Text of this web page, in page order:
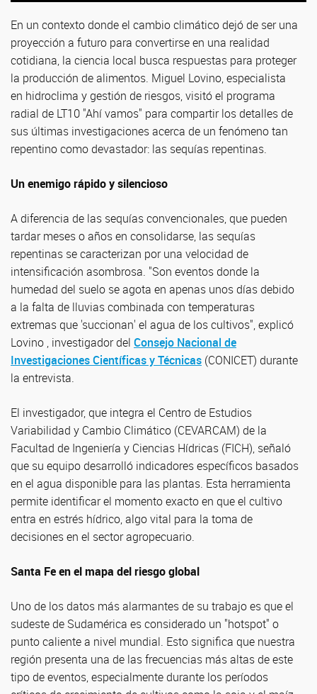
En un contexto donde el cambio climático dejó de ser una
proyección a futuro para convertirse en una realidad
cotidiana, la ciencia local busca respuestas para proteger
la producción de alimentos. Miguel Lovino, especialista
en hidroclima y gestión de riesgos, visitó el programa
radial de LT10 "Ahí vamos" para compartir los detalles de
sus últimas investigaciones acerca de un fenómeno tan
repentino como devastador: las sequías repentinas.
Un enemigo rápido y silencioso
A diferencia de las sequías convencionales, que pueden
tardar meses o años en consolidarse, las sequías
repentinas se caracterizan por una velocidad de
intensificación asombrosa. "Son eventos donde la
humedad del suelo se agota en apenas unos días debido
a la falta de lluvias combinada con temperaturas
extremas que 'succionan' el agua de los cultivos", explicó
Lovino , investigador del Consejo Nacional de
Investigaciones Científicas y Técnicas (CONICET) durante
la entrevista.
El investigador, que integra el Centro de Estudios
Variabilidad y Cambio Climático (CEVARCAM) de la
Facultad de Ingeniería y Ciencias Hídricas (FICH), señaló
que su equipo desarrolló indicadores específicos basados
en el agua disponible para las plantas. Esta herramienta
permite identificar el momento exacto en que el cultivo
entra en estrés hídrico, algo vital para la toma de
decisiones en el sector agropecuario.
Santa Fe en el mapa del riesgo global
Uno de los datos más alarmantes de su trabajo es que el
sudeste de Sudamérica es considerado un "hotspot" o
punto caliente a nivel mundial. Esto significa que nuestra
región presenta una de las frecuencias más altas de este
tipo de eventos, especialmente durante los períodos